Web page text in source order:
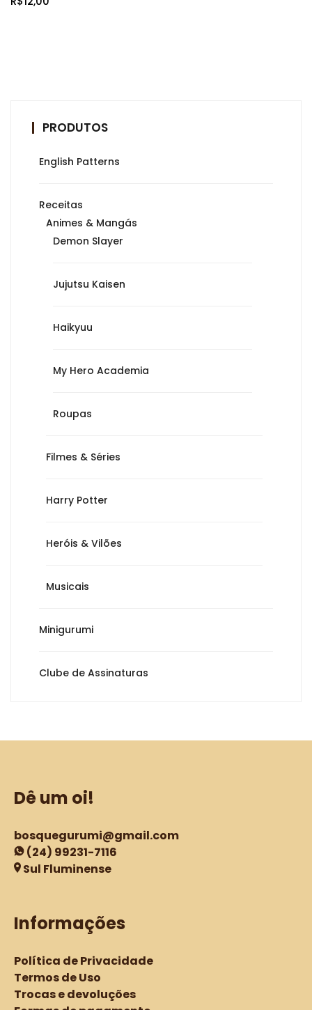
PRODUTOS
English Patterns
Receitas
Animes & Mangás
Demon Slayer
Jujutsu Kaisen
Haikyuu
My Hero Academia
Roupas
Filmes & Séries
Harry Potter
Heróis & Vilões
Musicais
Minigurumi
Clube de Assinaturas
Dê um oi!
bosquegurumi@gmail.com
(24) 99231-7116
Sul Fluminense
Informações
Política de Privacidade
Termos de Uso
Trocas e devoluções